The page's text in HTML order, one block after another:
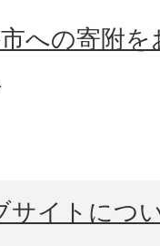
への寄附
サイトにつ